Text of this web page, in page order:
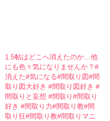
1.5帖はどこへ消えたのか…他
にも色々気になりませんか？#
消えた#気になる#間取り図#間
取り図大好き #間取り図好き #
間取りと妄想 #間取り#間取り
好き #間取り力#間取り教#間
取り狂#間取り教#間取りマニ